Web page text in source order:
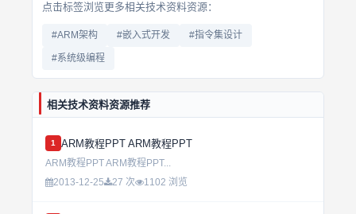
点击标签浏览更多相关技术资料资源：
#ARM架构 #嵌入式开发 #指令集设计
#系统级编程
相关技术资料资源推荐
1 ARM教程PPT ARM教程PPT
ARM教程PPT ARM教程PPT...
2013-12-25
27 次 1102 浏览